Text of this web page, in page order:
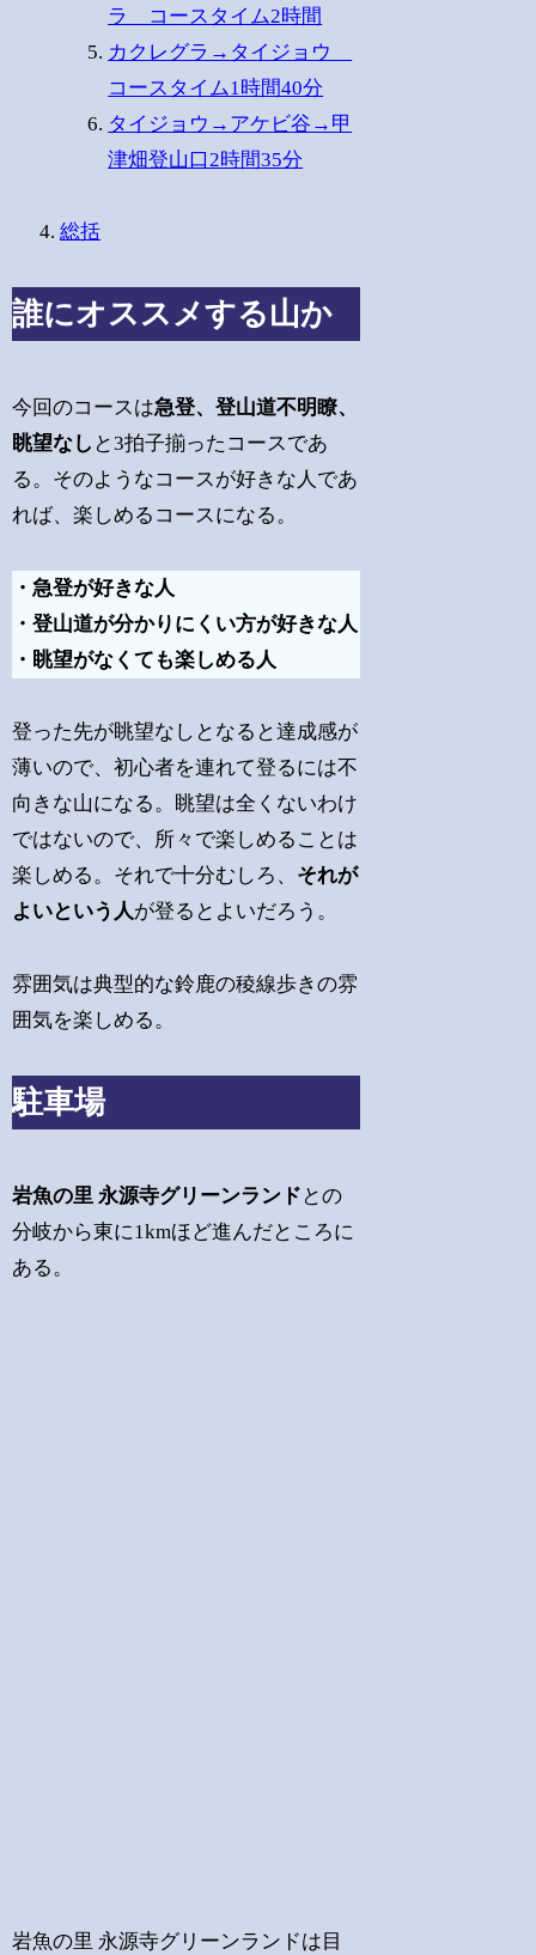
ラ コースタイム2時間
カクレグラ→タイジョウ
コースタイム1時間40分
タイジョウ→アケビ谷→甲
津畑登山口2時間35分
総括
誰にオススメする山か
今回のコースは急登、登山道不明瞭、
眺望なし と3拍子揃ったコースであ
る。そのようなコースが好きな人であ
れば、楽しめるコースになる。
・急登が好きな人
・登山道が分かりにくい方が好きな人
・眺望がなくても楽しめる人
登った先が眺望なしとなると達成感が
薄いので、初心者を連れて登るには不
向きな山になる。眺望は全くないわけ
ではないので、所々で楽しめることは
楽しめる。それで十分むしろ、 それが
よいという人が登るとよいだろう。
雰囲気は典型的な鈴鹿の稜線歩きの雰
囲気を楽しめる。
駐車場
岩魚の里 永源寺グリーンランド との
分岐から東に1kmほど進んだところに
ある。
岩魚の里 永源寺グリーンランドは目